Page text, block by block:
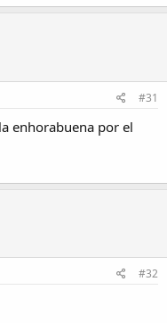
#31
enhorabuena por el
#32